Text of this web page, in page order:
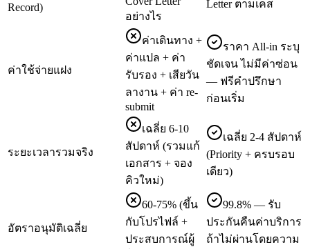
Record)
อย่างไร
Letter ตามเคส
ค่าใช้จ่ายแฝง
ค่าเดินทาง +
ค่าแปล + ค่า
รับรอง + เสียวัน
ลางาน + ค่า re-
submit
ราคา All-in ระบุ
ชัดเจน ไม่มีค่าซ่อน
— ฟรีคำปรึกษา
ก่อนเริ่ม
ระยะเวลารวมจริง
เฉลี่ย 6-10
สัปดาห์ (รวมแก้
เอกสาร + จอง
คิวใหม่)
เฉลี่ย 2-4 สัปดาห์
(Priority + ครบรอบ
เดียว)
อัตราอนุมัติเฉลี่ย
60-75% (ขึ้น
กับโปรไฟล์ +
ประสบการณ์ผู้
99.8% — รับ
ประกันคืนค่าบริการ
ถ้าไม่ผ่านโดยความ